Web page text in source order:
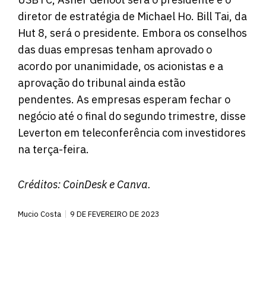
diretor de estratégia de Michael Ho. Bill Tai, da
Hut 8, será o presidente. Embora os conselhos
das duas empresas tenham aprovado o
acordo por unanimidade, os acionistas e a
aprovação do tribunal ainda estão
pendentes. As empresas esperam fechar o
negócio até o final do segundo trimestre, disse
Leverton em teleconferência com investidores
na terça-feira.
Créditos: CoinDeske Canva.
Mucio Costa 9 DE FEVEREIRO DE 2023